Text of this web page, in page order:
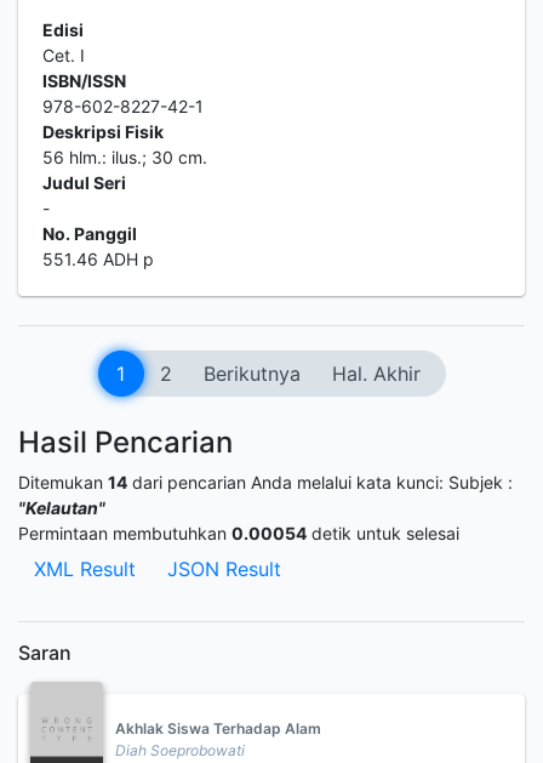
Edisi
Cet. I
ISBN/ISSN
978-602-8227-42-1
Deskripsi Fisik
56 hlm.: ilus.; 30 cm.
Judul Seri
-
No. Panggil
551.46 ADH p
1 2 Berikutnya Hal. Akhir
Hasil Pencarian
Ditemukan 14 dari pencarian Anda melalui kata kunci: Subjek :
"Kelautan"
Permintaan membutuhkan 0.00054 detik untuk selesai
XML Result JSON Result
Saran
Akhlak Siswa Terhadap Alam
Diah Soeprobowati